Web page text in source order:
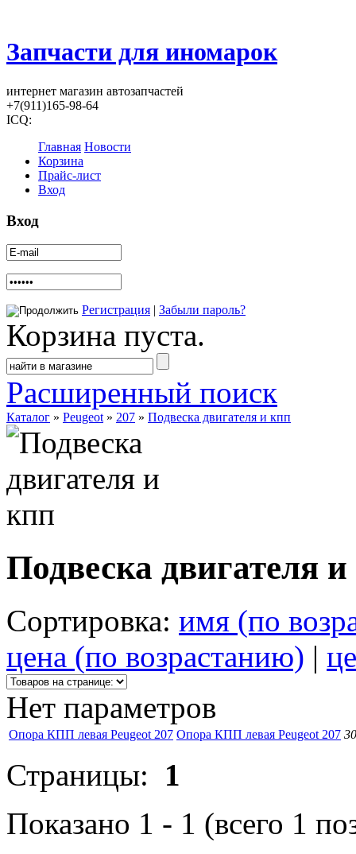
Запчасти для иномарок
интернет магазин автозапчастей
+7(911)165-98-64
ICQ:
Главная Новости
Корзина
Прайс-лист
Вход
Вход
Регистрация | Забыли пароль?
Корзина пуста.
Расширенный поиск
Каталог » Peugeot » 207 » Подвеска двигателя и кпп
Подвеска двигателя
Сортировка: имя (по
цена (по возрастанию) |
Нет параметров
Опора КПП левая Peugeot 207 Опора КПП левая Peugeot 207
Страницы: 1
Показано 1 - 1 (всего 1